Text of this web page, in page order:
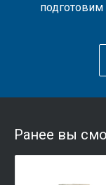
Ранее вы